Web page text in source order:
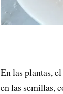
En las plantas,
en las semillas,